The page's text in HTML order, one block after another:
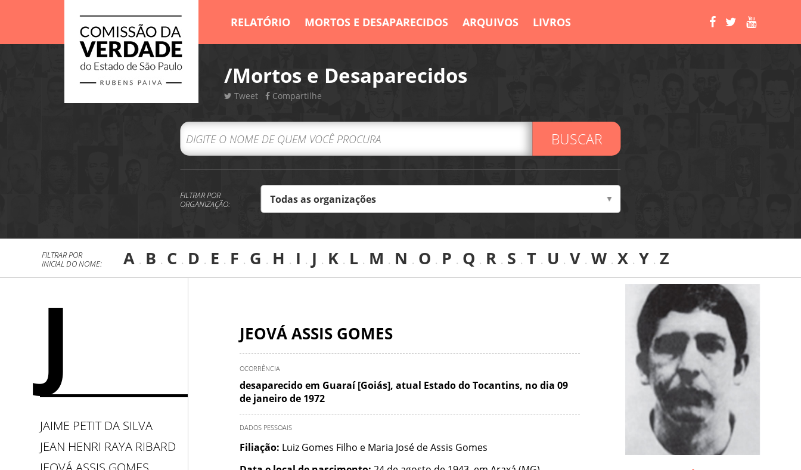
RELATÓRIO MORTOS E DESAPARECIDOS ARQUIVOS LIVROS
/Mortos e Desaparecidos
Tweet Compartilhe
BUSCAR
FILTRAR POR
ORGANIZAÇÃO:
FILTRAR POR
INICIAL DO NOME:
A . B . C . D . E . F . G . H . I . J . K . L . M . N . O . P . Q . R . S . T . U . V . W . X . Y . Z
J
JAIME PETIT DA SILVA
JEAN HENRI RAYA RIBARD
JEOVÁ ASSIS GOMES
OCORRÊNCIA
desaparecido em Guaraí [Goiás], atual Estado do Tocantins, no dia 09
de janeiro de 1972
DADOS PESSOAIS
Filiação: Luiz Gomes Filho e Maria José de Assis Gomes